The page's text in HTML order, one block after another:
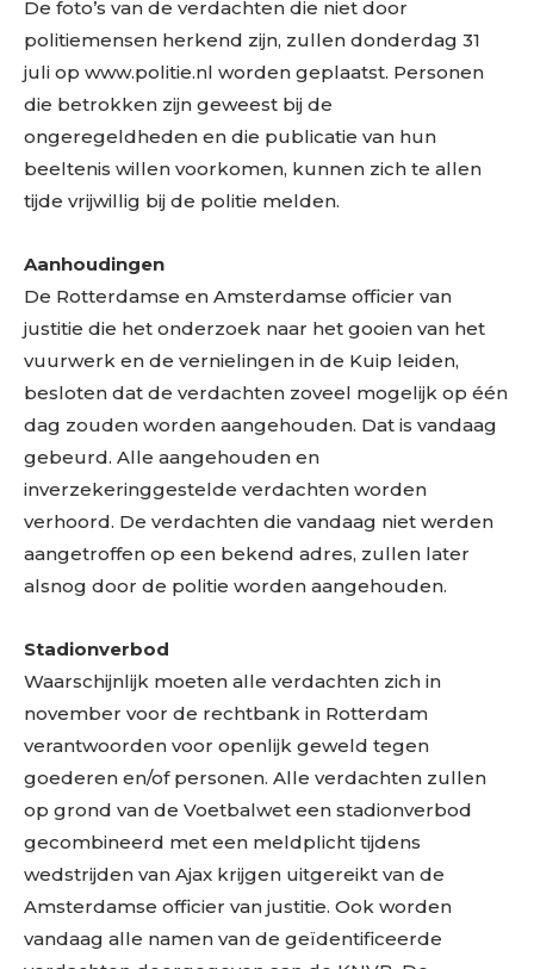
De foto’s van de verdachten die niet door
politiemensen herkend zijn, zullen donderdag 31
juli op www.politie.nl worden geplaatst. Personen
die betrokken zijn geweest bij de
ongeregeldheden en die publicatie van hun
beeltenis willen voorkomen, kunnen zich te allen
tijde vrijwillig bij de politie melden.
Aanhoudingen
De Rotterdamse en Amsterdamse officier van
justitie die het onderzoek naar het gooien van het
vuurwerk en de vernielingen in de Kuip leiden,
besloten dat de verdachten zoveel mogelijk op één
dag zouden worden aangehouden. Dat is vandaag
gebeurd. Alle aangehouden en
inverzekeringgestelde verdachten worden
verhoord. De verdachten die vandaag niet werden
aangetroffen op een bekend adres, zullen later
alsnog door de politie worden aangehouden.
Stadionverbod
Waarschijnlijk moeten alle verdachten zich in
november voor de rechtbank in Rotterdam
verantwoorden voor openlijk geweld tegen
goederen en/of personen. Alle verdachten zullen
op grond van de Voetbalwet een stadionverbod
gecombineerd met een meldplicht tijdens
wedstrijden van Ajax krijgen uitgereikt van de
Amsterdamse officier van justitie. Ook worden
vandaag alle namen van de geïdentificeerde